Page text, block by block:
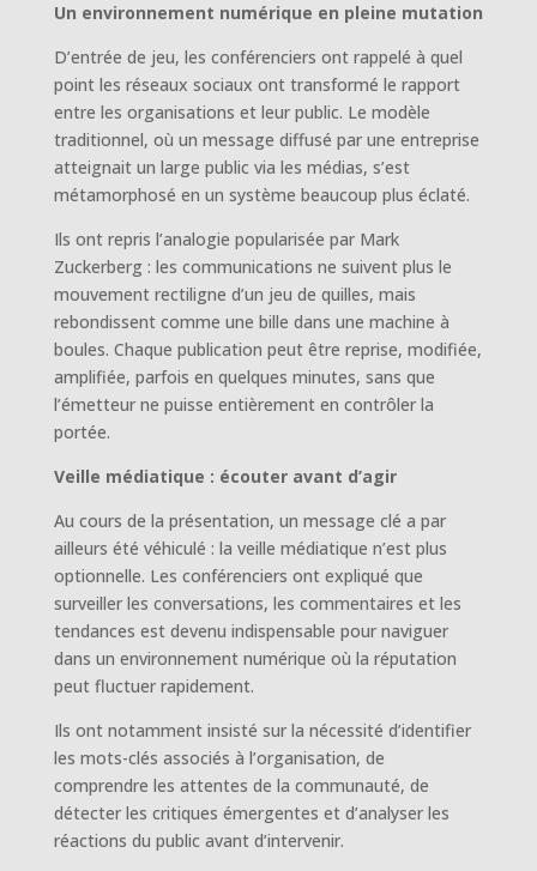
Un environnement numérique en pleine mutation
D’entrée de jeu, les conférenciers ont rappelé à quel
point les réseaux sociaux ont transformé le rapport
entre les organisations et leur public. Le modèle
traditionnel, où un message diffusé par une entreprise
atteignait un large public via les médias, s’est
métamorphosé en un système beaucoup plus éclaté.
Ils ont repris l’analogie popularisée par Mark
Zuckerberg : les communications ne suivent plus le
mouvement rectiligne d’un jeu de quilles, mais
rebondissent comme une bille dans une machine à
boules. Chaque publication peut être reprise, modifiée,
amplifiée, parfois en quelques minutes, sans que
l’émetteur ne puisse entièrement en contrôler la
portée.
Veille médiatique : écouter avant d’agir
Au cours de la présentation, un message clé a par
ailleurs été véhiculé : la veille médiatique n’est plus
optionnelle. Les conférenciers ont expliqué que
surveiller les conversations, les commentaires et les
tendances est devenu indispensable pour naviguer
dans un environnement numérique où la réputation
peut fluctuer rapidement.
Ils ont notamment insisté sur la nécessité d’identifier
les mots-clés associés à l’organisation, de
comprendre les attentes de la communauté, de
détecter les critiques émergentes et d’analyser les
réactions du public avant d’intervenir.